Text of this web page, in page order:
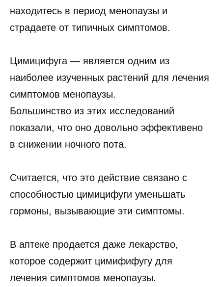
находитесь в период менопаузы и
страдаете от типичных симптомов.
Цимицифуга — является одним из
наиболее изученных растений для лечения
симптомов менопаузы.
Большинство из этих исследований
показали, что оно довольно эффективено
в снижении ночного пота.
Считается, что это действие связано с
способностью цимицифуги уменьшать
гормоны, вызывающие эти симптомы.
В аптеке продается даже лекарство,
которое содержит цимифифугу для
лечения симптомов менопаузы.